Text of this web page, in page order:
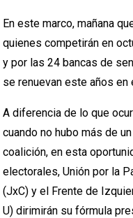
En este marco, mañana
quienes competirán en
y por las 24 bancas de
se renuevan este años en
A diferencia de lo que
cuando no hubo más de
coalición, en esta
electorales, Unión por la
(JxC) y el Frente de
U) dirimirán su fórmula